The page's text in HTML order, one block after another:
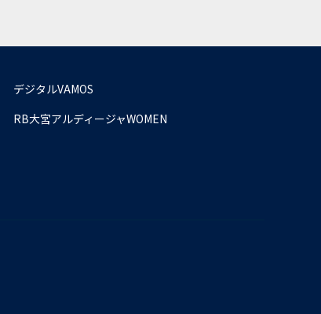
デジタルVAMOS
RB大宮アルディージャWOMEN